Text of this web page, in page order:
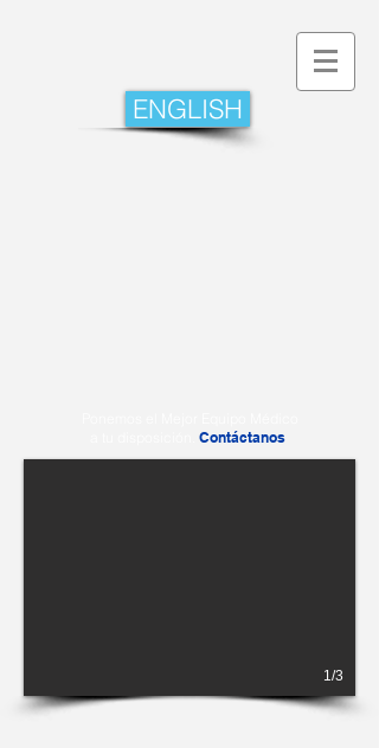
ENGLISH
Contáctanos
1/3